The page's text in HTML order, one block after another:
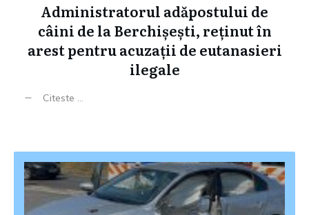
Administratorul adăpostului de
câini de la Berchișești, reținut în
arest pentru acuzații de eutanasieri
ilegale
Citeste ...